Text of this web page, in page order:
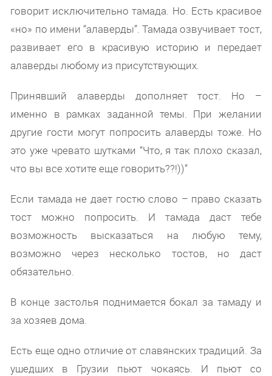
говорит исключительно тамада. Но. Есть красивое
«но» по имени “алаверды”. Тамада озвучивает тост,
развивает его в красивую историю и передает
алаверды любому из присутствующих.
Принявший алаверды дополняет тост. Но –
именно в рамках заданной темы. При желании
другие гости могут попросить алаверды тоже. Но
это уже чревато шутками “Что, я так плохо сказал,
что вы все хотите еще говорить??!))”
Если тамада не дает гостю слово – право сказать
тост можно попросить. И тамада даст тебе
возможность высказаться на любую тему,
возможно через несколько тостов, но даст
обязательно.
В конце застолья поднимается бокал за тамаду и
за хозяев дома.
Есть еще одно отличие от славянских традиций. За
ушедших в Грузии пьют чокаясь. И пьют со